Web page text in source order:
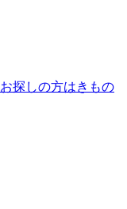
探しの方はきもの